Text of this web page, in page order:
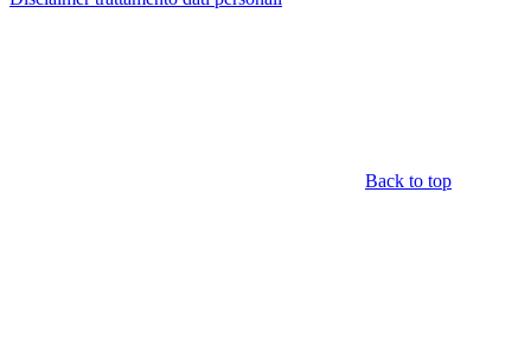
Back to top